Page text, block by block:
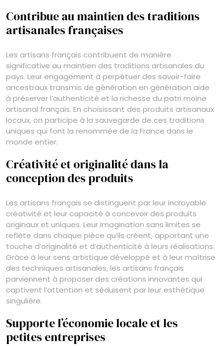
Contribue au maintien des traditions
artisanales françaises
Les artisans français contribuent de manière
significative au maintien des traditions artisanales du
pays. Leur engagement à perpétuer des savoir-faire
ancestraux transmis de génération en génération aide
à préserver l’authenticité et la richesse du patri moine
artisanal français. En choisissant des produits artisanaux
locaux, on participe à la sauvegarde de ces traditions
uniques qui font la renommée de la France dans le
monde entier.
Créativité et originalité dans la
conception des produits
Les artisans français se distinguent par leur incroyable
créativité et leur capacité à concevoir des produits
originaux et uniques. Leur imagination sans limites se
reflète dans chaque pièce qu’ils créent, apportant une
touche d’originalité et d’authenticité à leurs réalisations.
Grâce à leur sens artistique développé et à leur maîtrise
des techniques artisanales, les artisans français
parviennent à proposer des créations innovantes qui
captivent l’attention et séduisent par leur esthétique
singulière.
Supporte l’économie locale et les
petites entreprises